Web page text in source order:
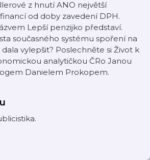
z hnutí ANO největší
od doby zavedení DPH.
Lepší penzijko představí.
současného systému spoření na
dala vylepšit? Poslechněte si Život k
analytičkou ČRo Janou
Danielem Prokopem.